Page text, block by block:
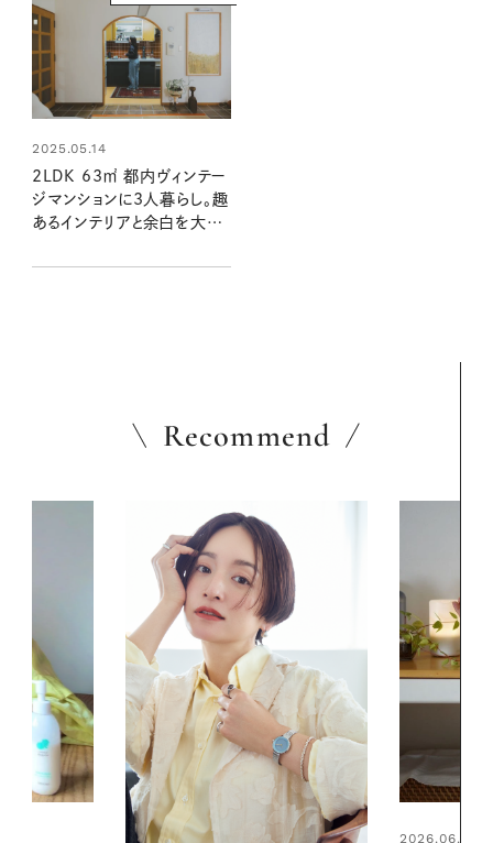
2025.05.14
2LDK 63㎡ 都内ヴィンテー
ジマンションに3人暮らし。趣
あるインテリアと余白を大切
うち訪問：長野宏美さん宅前
Recommend
2026.06.01 2026.07.24